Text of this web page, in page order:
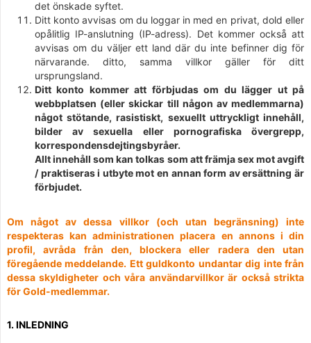
det önskade syftet.
Ditt konto avvisas om du loggar in med en privat, dold eller
opålitlig IP-anslutning (IP-adress). Det kommer också att
avvisas om du väljer ett land där du inte befinner dig för
närvarande. ditto, samma villkor gäller för ditt
ursprungsland.
Ditt konto kommer att förbjudas om du lägger ut på
webbplatsen (eller skickar till någon av medlemmarna)
något stötande, rasistiskt, sexuellt uttryckligt innehåll,
bilder av sexuella eller pornografiska övergrepp,
korrespondensdejtingsbyråer.
Allt innehåll som kan tolkas som att främja sex mot avgift
/ praktiseras i utbyte mot en annan form av ersättning är
förbjudet.
Om något av dessa villkor (och utan begränsning) inte
respekteras kan administrationen placera en annons i din
profil, avråda från den, blockera eller radera den utan
föregående meddelande. Ett guldkonto undantar dig inte från
dessa skyldigheter och våra användarvillkor är också strikta
för Gold-medlemmar.
1. INLEDNING